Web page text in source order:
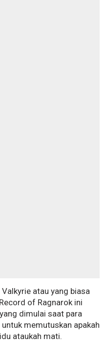
atau yang biasa
of Ragnarok ini
dimulai saat para
memutuskan apakah
ataukah mati.